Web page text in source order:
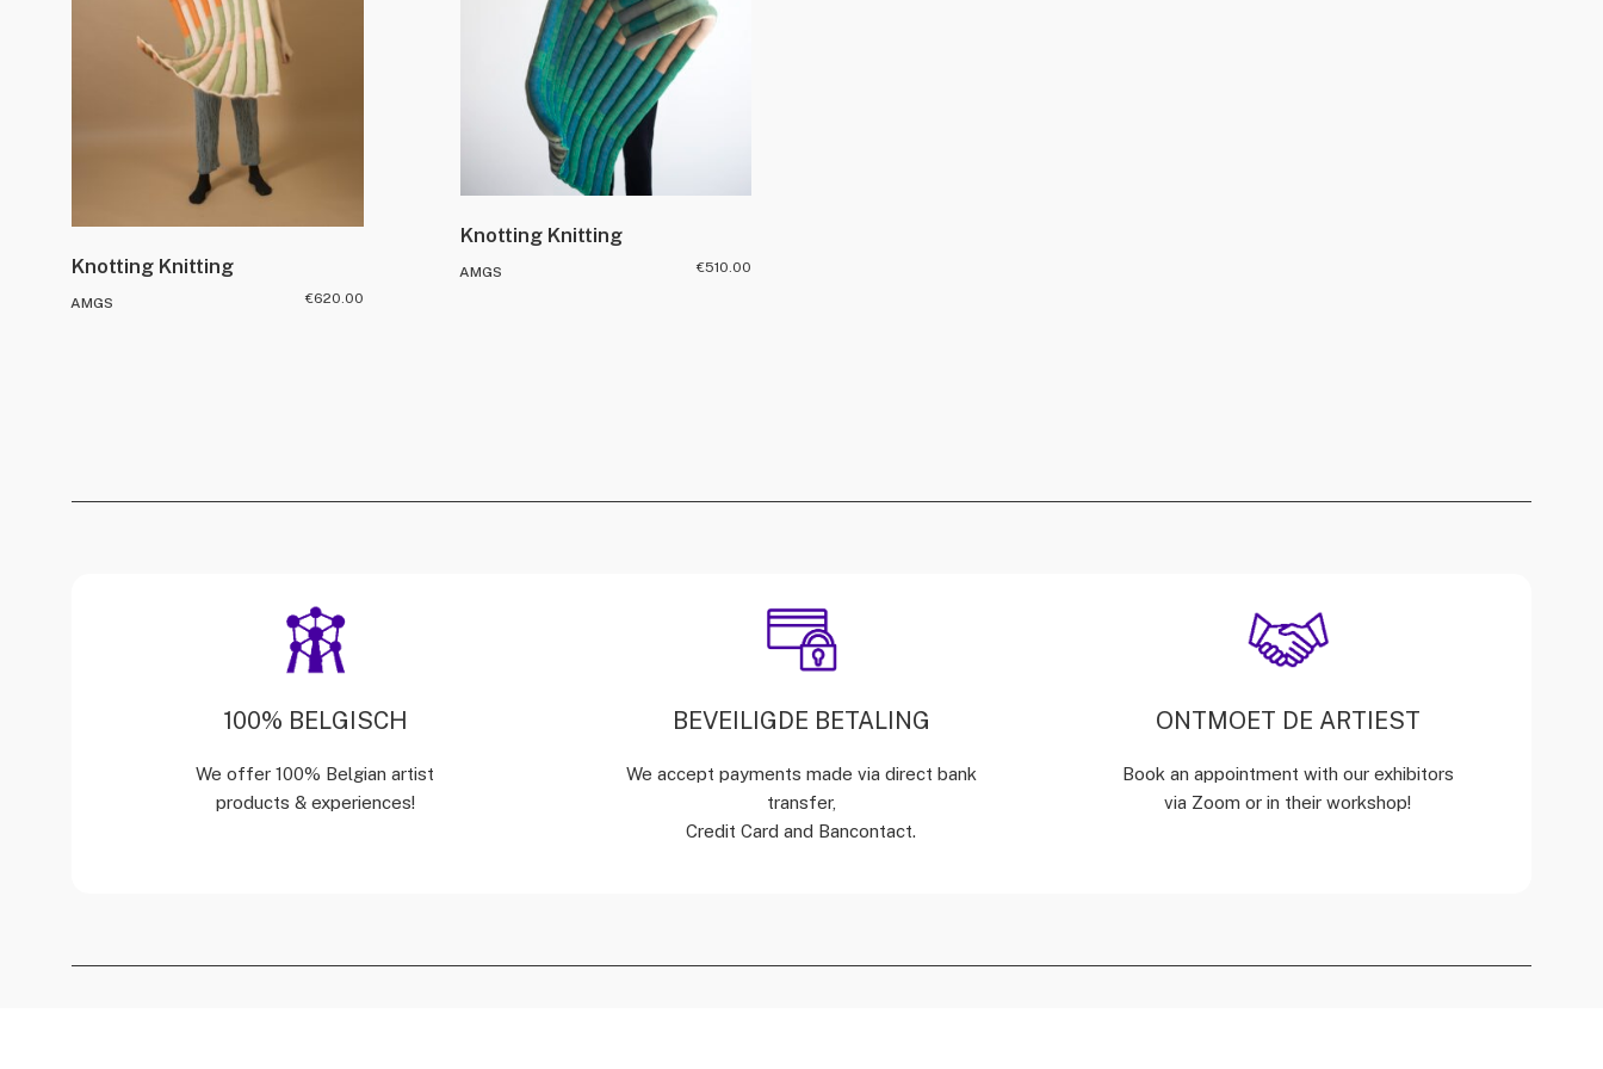
Knotting Knitting
AMGS €620.00
Knotting Knitting
AMGS €510.00
100% BELGISCH
We offer 100% Belgian artist
products & experiences!
BEVEILIGDE BETALING
We accept payments made via direct bank
transfer,
Credit Card and Bancontact.
ONTMOET DE ARTIEST
Book an appointment with our exhibitors
via Zoom or in their workshop!